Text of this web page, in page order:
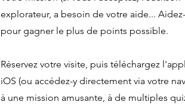
explorateur, a besoin de votre aide...
pour gagner le plus de points possible.
Réservez votre visite, puis téléchargez
iOS (ou accédez-y directement via votre
à une mission amusante, à de multiples